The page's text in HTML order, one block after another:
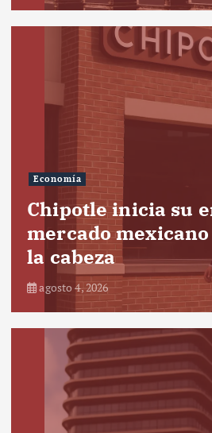
Economía
Chipotle inicia su
mercado
la cabeza
agosto 4, 2026